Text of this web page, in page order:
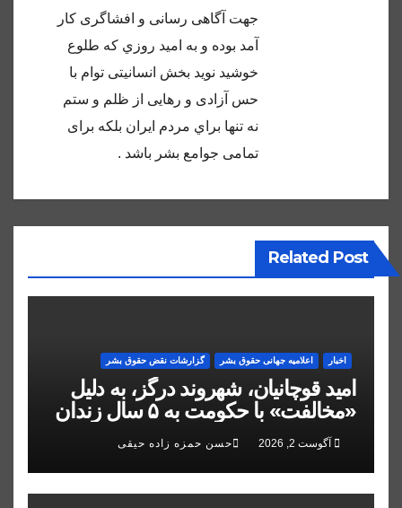
جهت آگاهى رسانى و افشاگرى كار
آمد بوده و به اميد روزي كه طلوع
خوشيد نويد بخش انسانيتى توام با
حس آزادى و رهايى از ظلم و ستم
نه تنها براي مردم ايران بلكه براى
تمامى جوامع بشر باشد .
Related Post
اخبار اعلاميه جهانی حقوق بشر گزارشات نقض حقوق بشر
امید قوچانیان، شهروند درگز، به دلیل
«مخالفت» با حکومت به ۵ سال زندان
محکوم شد
آگوست 2, 2026 حسن حمزه زاده حیقی